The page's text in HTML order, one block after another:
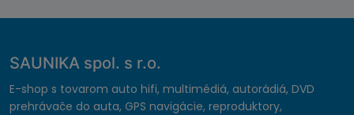
SAUNIKA spol. s r.o.
E-shop s tovarom auto hifi, multimédiá, autorádiá, DVD
prehrávače do auta, GPS navigácie, reproduktory,